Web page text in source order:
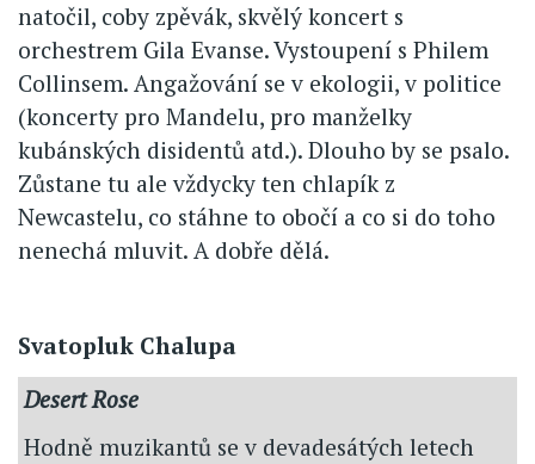
natočil, coby zpěvák, skvělý koncert s
orchestrem Gila Evanse. Vystoupení s Philem
Collinsem. Angažování se v ekologii, v politice
(koncerty pro Mandelu, pro manželky
kubánských disidentů atd.). Dlouho by se psalo.
Zůstane tu ale vždycky ten chlapík z
Newcastelu, co stáhne to obočí a co si do toho
nenechá mluvit. A dobře dělá.
Svatopluk Chalupa
Desert Rose
Hodně muzikantů se v devadesátých letech